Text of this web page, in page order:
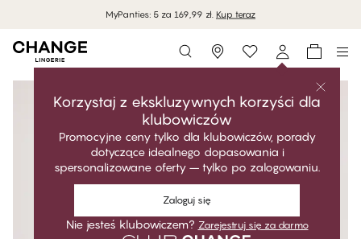
MyPanties: 5 za 169,99 zł. Kup teraz
Storefinder
Korzystaj z ekskluzywnych korzyści dla
klubowiczów
Promocyjne ceny tylko dla klubowiczów, porady
dotyczące idealnego dopasowania i
spersonalizowane oferty – tylko po zalogowaniu.
Zaloguj się
Nie jesteś klubowiczem? Zarejestruj się za darmo